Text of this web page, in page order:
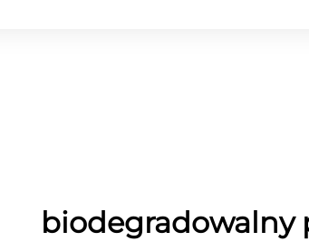
biodegradowalny